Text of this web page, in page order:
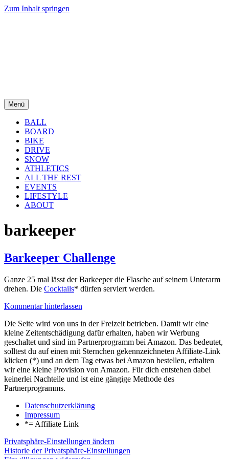
Zum Inhalt springen
Menü
BALL
BOARD
BIKE
DRIVE
SNOW
ATHLETICS
ALL THE REST
EVENTS
LIFESTYLE
ABOUT
barkeeper
Barkeeper Challenge
Ganze 25 mal lässt der Barkeeper die Flasche auf seinem Unterarm
drehen. Die Cocktails* dürfen serviert werden.
Kommentar hinterlassen
Die Seite wird von uns in der Freizeit betrieben. Damit wir eine
kleine Zeitentschädigung dafür erhalten, haben wir Werbung
geschaltet und sind im Partnerprogramm bei Amazon. Das bedeutet,
solltest du auf einen mit Sternchen gekennzeichneten Affiliate-Link
klicken (*) und an dem Tag etwas bei Amazon bestellen, erhalten
wir eine kleine Provision von Amazon. Für dich entstehen dabei
keinerlei Nachteile und ist eine gängige Methode des
Partnerprogramms.
Datenschutzerklärung
Impressum
*= Affiliate Link
Privatsphäre-Einstellungen ändern
Historie der Privatsphäre-Einstellungen